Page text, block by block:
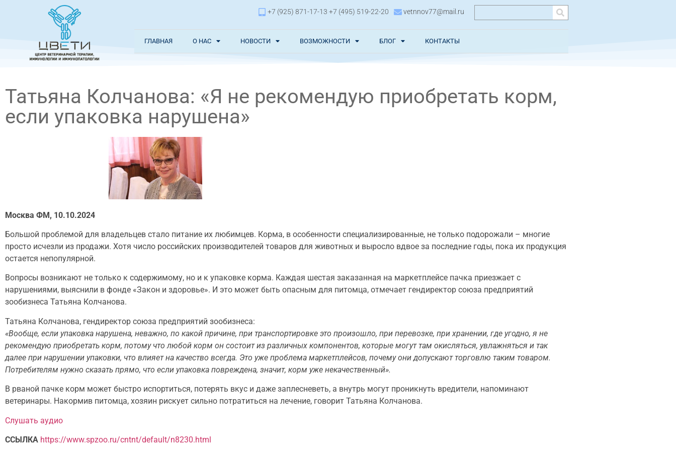
+7 (925) 871-17-13 +7 (495) 519-22-20 vetnnov77@mail.ru
ГЛАВНАЯ О НАС НОВОСТИ ВОЗМОЖНОСТИ БЛОГ КОНТАКТЫ
Татьяна Колчанова: «Я не рекомендую приобретать корм,
если упаковка нарушена»
Москва ФМ, 10.10.2024
Большой проблемой для владельцев стало питание их любимцев. Корма, в особенности специализированные, не только подорожали – многие
просто исчезли из продажи. Хотя число российских производителей товаров для животных и выросло вдвое за последние годы, пока их продукция
остается непопулярной.
Вопросы возникают не только к содержимому, но и к упаковке корма. Каждая шестая заказанная на маркетплейсе пачка приезжает с
нарушениями, выяснили в фонде «Закон и здоровье». И это может быть опасным для питомца, отмечает гендиректор союза предприятий
зообизнеса Татьяна Колчанова.
Татьяна Колчанова, гендиректор союза предприятий зообизнеса:
«Вообще, если упаковка нарушена, неважно, по какой причине, при транспортировке это произошло, при перевозке, при хранении, где угодно, я не
рекомендую приобретать корм, потому что любой корм он состоит из различных компонентов, которые могут там окисляться, увлажняться и так
далее при нарушении упаковки, что влияет на качество всегда. Это уже проблема маркетплейсов, почему они допускают торговлю таким товаром.
Потребителям нужно сказать прямо, что если упаковка повреждена, значит, корм уже некачественный».
В рваной пачке корм может быстро испортиться, потерять вкус и даже заплесневеть, а внутрь могут проникнуть вредители, напоминают
ветеринары. Накормив питомца, хозяин рискует сильно потратиться на лечение, говорит Татьяна Колчанова.
Слушать аудио
ССЫЛКА https://www.spzoo.ru/cntnt/default/n8230.html